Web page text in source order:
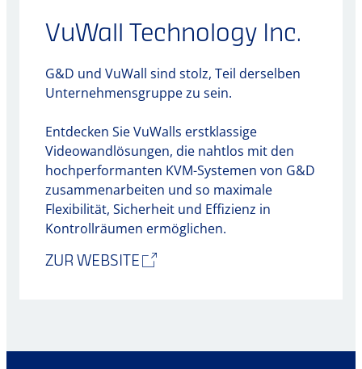
VuWall Technology Inc.
G&D und VuWall sind stolz, Teil derselben
Unternehmensgruppe zu sein.
Entdecken Sie VuWalls erstklassige
Videowandlösungen, die nahtlos mit den
hochperformanten KVM-Systemen von G&D
zusammenarbeiten und so maximale
Flexibilität, Sicherheit und Effizienz in
Kontrollräumen ermöglichen.
ZUR WEBSITE